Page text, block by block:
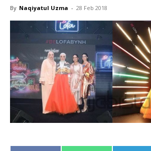
By Naqiyatul Uzma - 28 Feb 2018